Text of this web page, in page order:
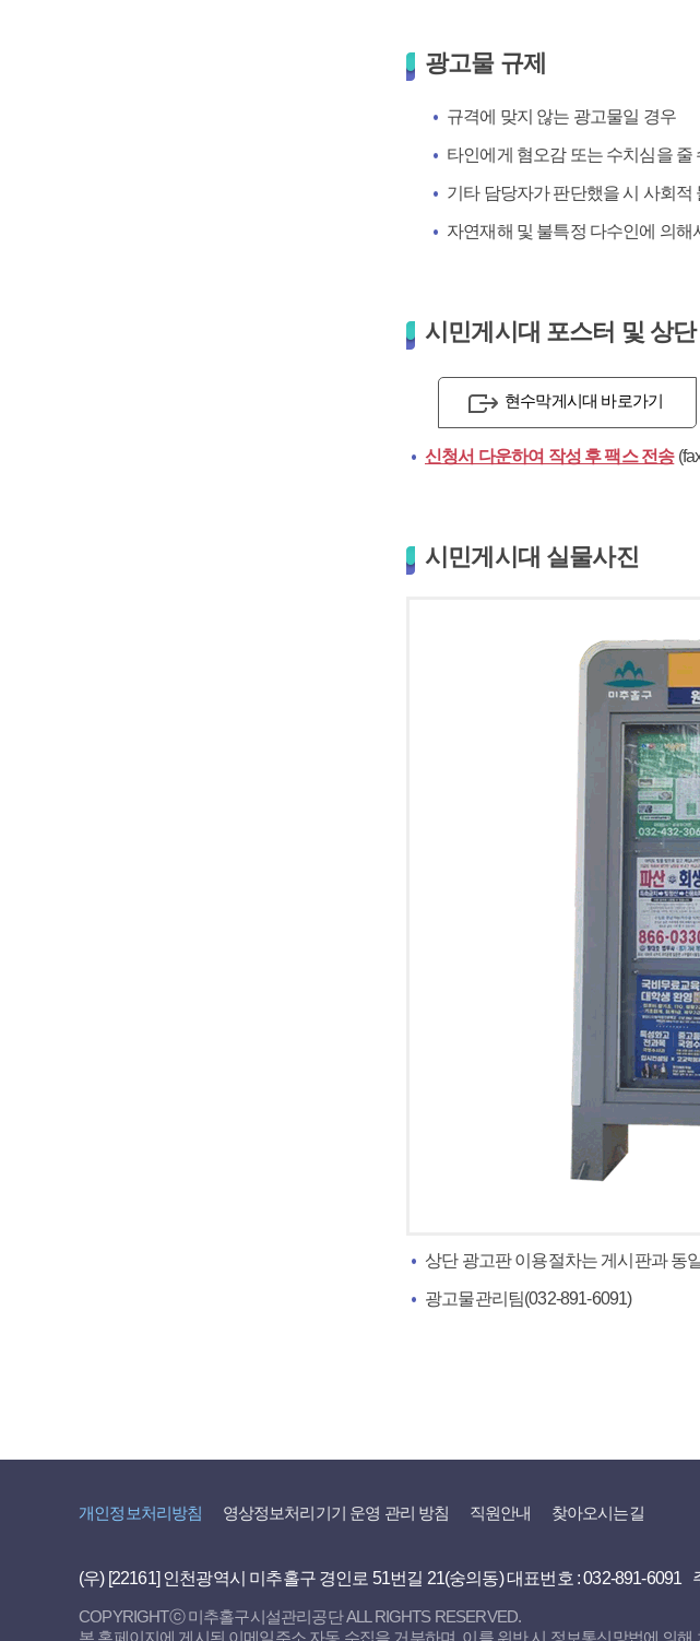
광고물 규제
규격에 맞지 않는 광고물일 경우
타인에게 혐오감 또는 수치심을 줄
기타 담당자가 판단했을 시 사회적
자연재해 및 불특정 다수인에 의
시민게시대 포스터 및 상
현수막게시대 바로가기
신청서 다운하여 작성 후 팩스 전송
시민게시대 실물사진
상단 광고판 이용절차는 게시판과 동
광고물관리팀(032-891-6091)
개인정보처리방침 영상정보처리기기 운영 관리 방침 직원안내 찾아오시는길
(우) [22161] 인천광역시 미추홀구 경인로 51번길 21(숭의동)대표번호 : 032-891-6091
COPYRIGHTⓒ 미추홀구시설관리공단 ALL RIGHTS RESERVED.
본 홈페이지에 게시된 이메일주소 자동 수집을 거부하며, 이를 위반 시 정보통신망법에 의해